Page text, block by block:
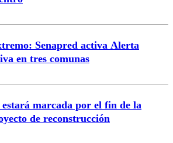
Senapred activa Alerta
en tres comunas
estará marcada por el fin de la
de reconstrucción